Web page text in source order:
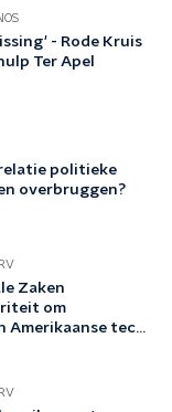
- Rode Kruis
Ter Apel
politieke
overbruggen?
Zaken
om
Amerikaanse tech